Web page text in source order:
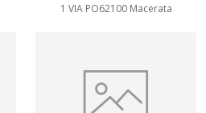
1 VIA PO62100 Macerata